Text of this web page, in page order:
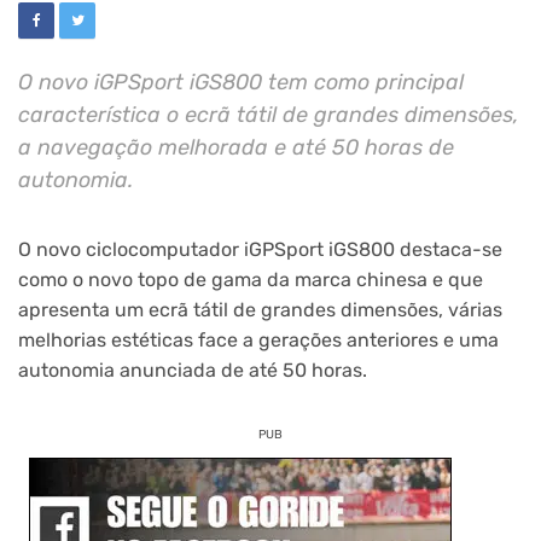
O novo iGPSport iGS800 tem como principal
característica o ecrã tátil de grandes dimensões,
a navegação melhorada e até 50 horas de
autonomia.
O novo ciclocomputador iGPSport iGS800 destaca-se
como o novo topo de gama da marca chinesa e que
apresenta um ecrã tátil de grandes dimensões, várias
melhorias estéticas face a gerações anteriores e uma
autonomia anunciada de até 50 horas.
PUB